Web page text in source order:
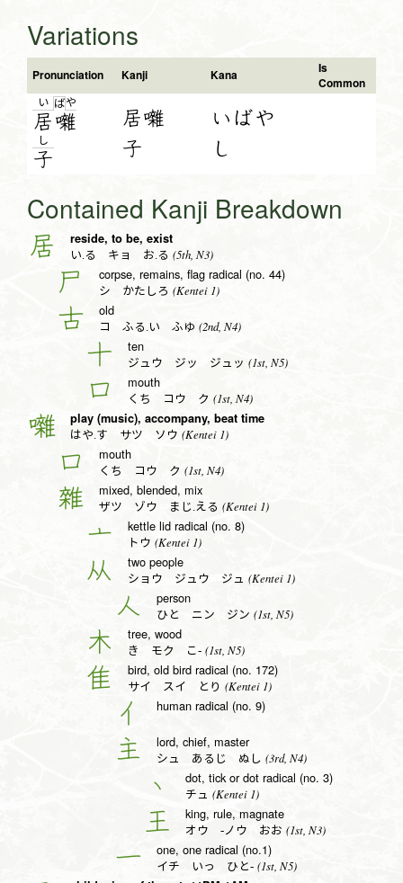
Variations
Pronunciation Kanji Kana
Is
Common
い
居
ばや
囃
し
子
居囃
子
いばや
し
Contained Kanji Breakdown
居 reside, to be, exist
い.る キョ お.る (5th, N3)
尸 corpse, remains, flag radical (no. 44)
シ かたしろ (Kentei 1)
古 old
コ ふる.い ふゆ (2nd, N4)
十 ten
ジュウ ジッ ジュッ (1st, N5)
口 mouth
くち コウ ク (1st, N4)
囃 play (music), accompany, beat time
はや.す サツ ソウ (Kentei 1)
口 mouth
くち コウ ク (1st, N4)
雜 mixed, blended, mix
ザツ ゾウ まじ.える (Kentei 1)
亠 kettle lid radical (no. 8)
トウ (Kentei 1)
从 two people
ショウ ジュウ ジュ (Kentei 1)
人 person
ひと ニン ジン (1st, N5)
木 tree, wood
き モク こ- (1st, N5)
隹 bird, old bird radical (no. 172)
サイ スイ とり (Kentei 1)
亻 human radical (no. 9)
主 lord, chief, master
シュ あるじ ぬし (3rd, N4)
丶 dot, tick or dot radical (no. 3)
チュ (Kentei 1)
王 king, rule, magnate
オウ -ノウ おお (1st, N3)
一 one, one radical (no.1)
イチ いっ ひと- (1st, N5)